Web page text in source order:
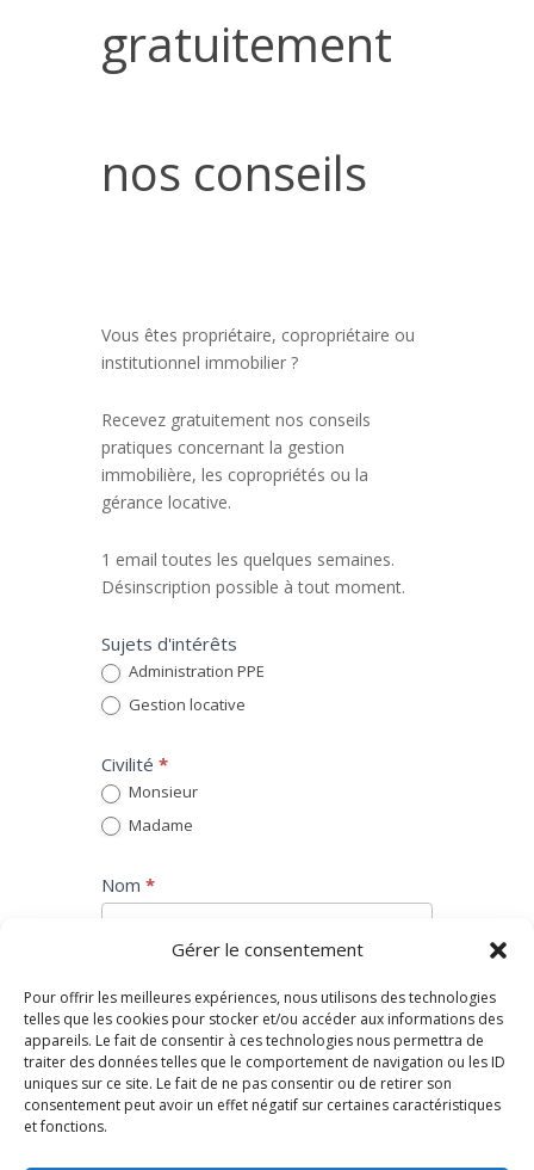
Gérer le consentement
Pour offrir les meilleures expériences, nous utilisons des technologies
telles que les cookies pour stocker et/ou accéder aux informations des
appareils. Le fait de consentir à ces technologies nous permettra de
traiter des données telles que le comportement de navigation ou les ID
uniques sur ce site. Le fait de ne pas consentir ou de retirer son
consentement peut avoir un effet négatif sur certaines caractéristiques
et fonctions.
gratuitement
nos conseils
Vous êtes propriétaire, copropriétaire ou
institutionnel immobilier ?
Recevez gratuitement nos conseils
pratiques concernant la gestion
immobilière, les copropriétés ou la
gérance locative.
1 email toutes les quelques semaines.
Désinscription possible à tout moment.
Sujets d'intérêts
Administration PPE
Gestion locative
Civilité *
Monsieur
Madame
Nom *
Email*